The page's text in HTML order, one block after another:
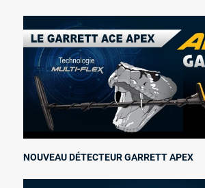
NOUVEAU DÉTECTEUR GARRETT APEX